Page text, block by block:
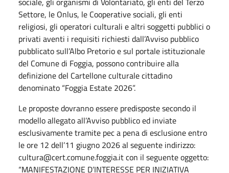
Settore, le Onlus, le Cooperative sociali, gli enti
religiosi, gli operatori culturali e altri soggetti pubblici o
privati aventi i requisiti richiesti dall’Avviso pubblico
pubblicato sull’Albo Pretorio e sul portale istituzionale
del Comune di Foggia, possono contribuire alla
definizione del Cartellone culturale cittadino
denominato “Foggia Estate 2026”.
Le proposte dovranno essere predisposte secondo il
modello allegato all’Avviso pubblico ed inviate
esclusivamente tramite pec a pena di esclusione entro
le ore 12 dell’11 giugno 2026 al seguente indirizzo:
cultura@cert.comune.foggia.it con il seguente oggetto:
“MANIFESTAZIONE D’INTERESSE PER INIZIATIVA